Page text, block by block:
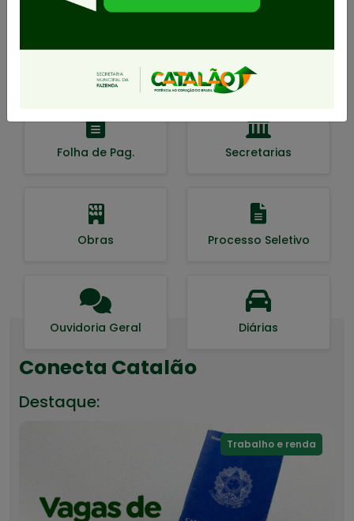
Legislação
Folha de Pag. Secretarias
Obras Processo Seletivo
Ouvidoria Geral Diárias
Conecta Catalão
Destaque:
Trabalho e renda